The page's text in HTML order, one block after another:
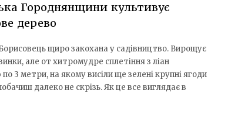
Городнянщини культивує
дерево
щиро закохана у садівництво. Вирощує
але от хитромудре сплетіння з ліан
3 метри, на якому висіли ще зелені крупні ягоди
далеко не скрізь. Як це все виглядає в